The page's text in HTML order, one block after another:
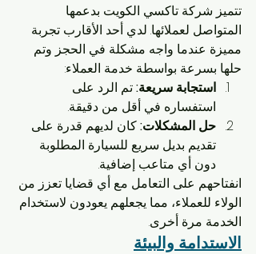
تتميز شركة تاكسي الكويت بدعمها
المتواصل لعملائها. لدي أحد الأقارب تجربة
مميزة عندما واجه مشكلة في الحجز وتم
حلها بسرعة بواسطة خدمة العملاء:
استجابة سريعة: تم الرد على
استفساره في أقل من دقيقة.
حل المشكلات: كان لديهم قدرة على
تقديم بديل سريع للسيارة المطلوبة
دون أي متاعب إضافية.
انفتاحهم على التعامل مع أي قضايا تعزز من
الولاء للعملاء، مما يجعلهم يعودون لاستخدام
الخدمة مرة أخرى.
الاستدامة والبيئة